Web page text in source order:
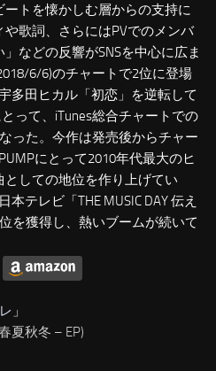
トを懐かしむ層からの支持に
歌詞、さらにはPVでのメンバ
などの反響がSNSを中心に広ま
6/6)のチャートで2位に登場
多田ヒカル「初恋」を逆転して
って、iTunes総合チャートでの
った。今作は発売後からチャー
にとって2010年代最大のヒ
しての地位を作り上げてい
テレビ「THE MUSIC DAY 伝え
を獲得し、熱いブームが続いて
」
夏秋冬 – EP)